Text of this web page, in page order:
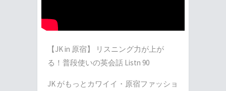
【JK in 原宿】 リスニング力が上が
る！普段使いの英会話 Listn 90
JK がもっとカワイイ・原宿ファッショ